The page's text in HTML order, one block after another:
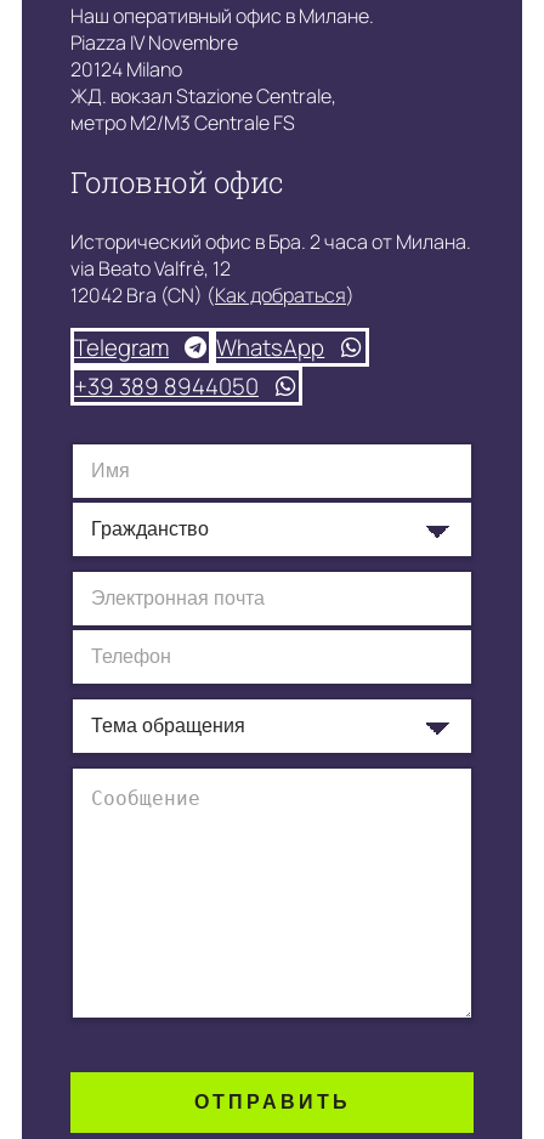
Наш оперативный офис в Милане.
Piazza IV Novembre
20124 Milano
ЖД. вокзал Stazione Centrale,
метро M2/M3 Centrale FS
Головной офис
Исторический офис в Бра. 2 часа от Милана.
via Beato Valfrè, 12
12042 Bra (CN) (Как добраться)
Telegram
WhatsApp
+39 389 8944050